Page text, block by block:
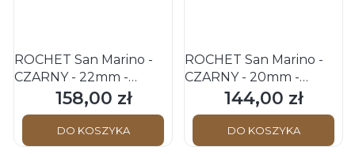
ROCHET San Marino -
CZARNY - 22mm -
Skórzany pasek do
zegarka
Cena
158,00 zł
DO KOSZYKA
ROCHET San Marino -
CZARNY - 20mm -
Skórzany pasek do
zegarka
Cena
144,00 zł
DO KOSZYKA